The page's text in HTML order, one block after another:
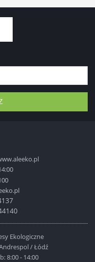
Ekologiczne
/ Łódź
8:00 - 14:00